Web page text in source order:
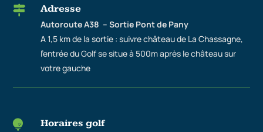
 Adresse
Autoroute A38 – Sortie Pont de Pany
A 1,5 km de la sortie : suivre château de La Chassagne,
l’entrée du Golf se situe à 500m après le château sur
votre gauche
 Horaires golf